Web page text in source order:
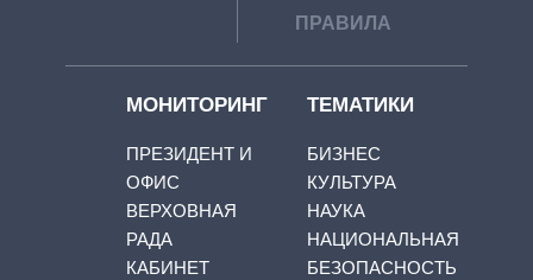
ПРАВИЛА
МОНИТОРИНГ
ПРЕЗИДЕНТ И
ОФИС
ВЕРХОВНАЯ
РАДА
КАБИНЕТ
ТЕМАТИКИ
БИЗНЕС
КУЛЬТУРА
НАУКА
НАЦИОНАЛЬНАЯ
БЕЗОПАСНОСТЬ